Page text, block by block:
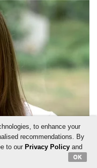
to enhance your
recommendations. By
to our Privacy Policyand
OK